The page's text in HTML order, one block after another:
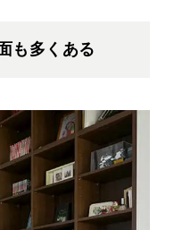
も多くある